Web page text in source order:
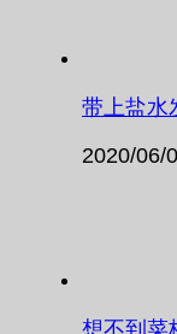
带上盐水
2020/06/
想不到菜